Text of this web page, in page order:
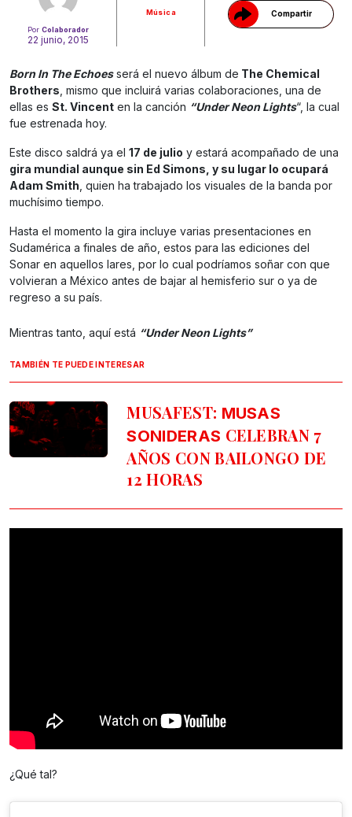
PorColaborador
22 junio, 2015
Música Compartir
Born In The Echoesserá el nuevo álbum de The Chemical
Brothers, mismo que incluirá varias colaboraciones, una de
ellas es St. Vincent en la canción “Under Neon Lights“, la cual
fue estrenada hoy.
Este disco saldrá ya el 17 de julio y estará acompañado de una
gira mundial aunque sin Ed Simons, y su lugar lo ocupará
Adam Smith, quien ha trabajado los visuales de la banda por
muchísimo tiempo.
Hasta el momento la gira incluye varias presentaciones en
Sudamérica a finales de año, estos para las ediciones del
Sonar en aquellos lares, por lo cual podríamos soñar con que
volvieran a México antes de bajar al hemisferio sur o ya de
regreso a su país.
Mientras tanto, aquí está “Under Neon Lights”
TAMBIÉN TE PUEDE INTERESAR
MUSAFEST: MUSAS
SONIDERAS CELEBRAN 7
AÑOS CON BAILONGO DE
12 HORAS
¿Qué tal?